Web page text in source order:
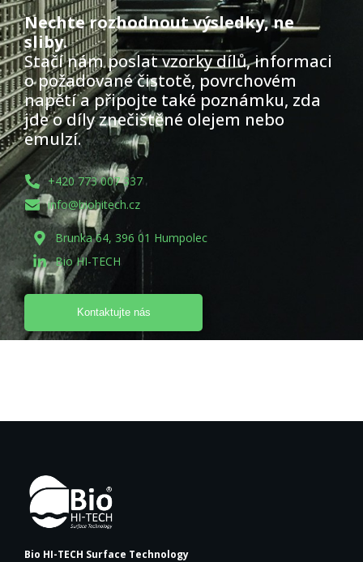
Nechte rozhodnout výsledky, ne
sliby.
Stačí nám poslat vzorky dílů, informaci
o požadované čistotě, povrchovém
napětí a připojte také poznámku, zda
jde o díly znečištěné olejem nebo
emulzí.
+420 773 007 337
info@biohitech.cz
Brunka 64, 396 01 Humpolec
Bio HI-TECH
Kontaktujte nás
Bio HI-TECH Surface Technology